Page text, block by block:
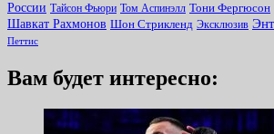
России Тайсон Фьюри Том Аспинэлл Тони Фергюсон
Шавкат Рахмонов Шон Стрикленд Эксклюзив
Петтис
Вам будет интересно: